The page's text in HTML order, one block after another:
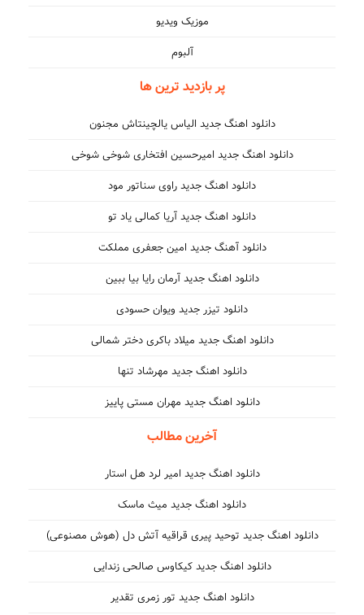
موزیک ویدیو
آلبوم
پر بازدید ترین ها
دانلود اهنگ جدید الیاس یالچینتاش مجنون
دانلود اهنگ جدید امیرحسین افتخاری شوخی شوخی
دانلود اهنگ جدید راوی سناتور مود
دانلود اهنگ جدید آریا کمالی یاد تو
دانلود آهنگ جدید امین جعفری مملکت
دانلود اهنگ جدید آرمان رایا بیا ببین
دانلود تیزر جدید ویوان حسودی
دانلود اهنگ جدید میلاد باکری دختر شمالی
دانلود اهنگ جدید مهرشاد تنها
دانلود اهنگ جدید مهران مستی پاییز
آخرین مطالب
دانلود اهنگ جدید امیر لرد هل استار
دانلود اهنگ جدید میث ماسک
دانلود اهنگ جدید توحید پیری قراقیه آتش دل (هوش مصنوعی)
دانلود اهنگ جدید کیکاوس صالحی زندایی
دانلود اهنگ جدید تور زمری تقدیر